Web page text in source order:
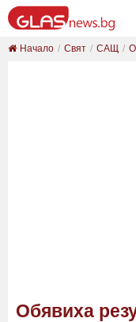
Начало Свят САЩ
Обявиха